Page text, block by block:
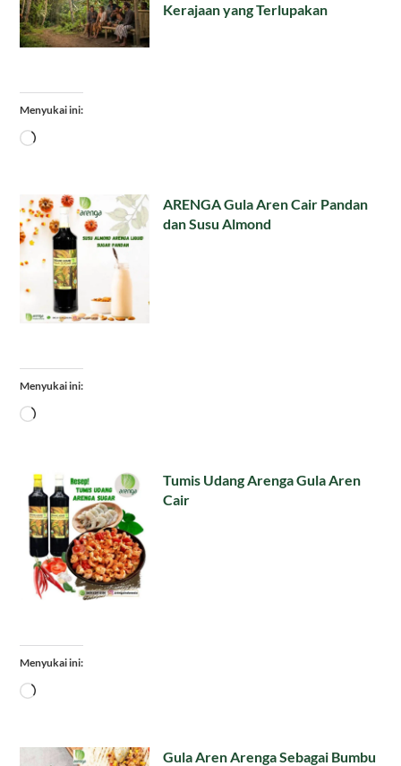
Kerajaan yang Terlupakan
Menyukai ini:
Memuat...
ARENGA Gula Aren Cair Pandan
dan Susu Almond
Menyukai ini:
Memuat...
Tumis Udang Arenga Gula Aren
Cair
Menyukai ini:
Memuat...
Gula Aren Arenga Sebagai Bumbu